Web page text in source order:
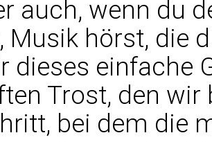
auch, wenn du
Musik hörst, die
dieses einfache
Trost, den wir
bei dem die